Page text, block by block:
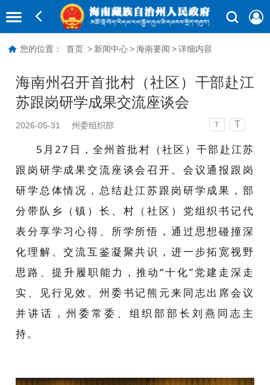
您的位置： 首页 > 新闻中心 > 海南要闻 > 详细内容
海南州召开首批村（社区）干部赴江
苏跟岗研学成果交流座谈会
2026-05-31 州委组织部 T T
5月27日，全州首批村（社区）干部赴江苏
跟岗研学成果交流座谈会召开。会议通报跟岗
研学总体情况，总结赴江苏跟岗研学成果，部
分带队乡（镇）长、村（社区）党组织书记代
表分享学习心得、所学所悟，通过思想碰撞深
化理解、交流互鉴凝聚共识，进一步拓宽视野
思路、提升履职能力，推动“十化”党建走深走
实、见行见效。州委书记熊元来同志出席会议
并讲话，州委常委、组织部部长刘燕同志主
持。